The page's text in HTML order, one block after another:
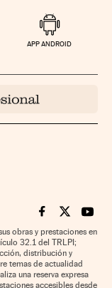
APP ANDROID
Cinco Días en
Cinco Días
Cinco
obras y prestaciones en
32.1 del TRLPI;
distribución y
temas de actualidad
una reserva expresa
accesibles desde